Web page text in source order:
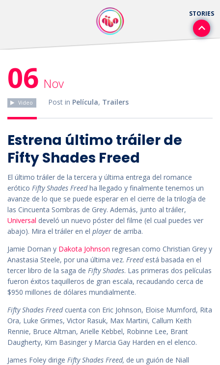
06 Nov
Video Post in Película, Trailers
Estrena último tráiler de
Fifty Shades Freed
El último tráiler de la tercera y última entrega del romance
erótico Fifty Shades Freedha llegado y finalmente tenemos un
avanze de lo que se puede esperar en el cierre de la trilogía de
las Cincuenta Sombras de Grey. Además, junto al tráiler,
Universal develó un nuevo póster del filme (el cual puedes ver
abajo). Mira el tráiler en el player de arriba.
Jamie Dornan y Dakota Johnson regresan como Christian Grey y
Anastasia Steele, por una última vez. Freedestá basada en el
tercer libro de la saga de Fifty Shades. Las primeras dos películas
fueron éxitos taquilleros de gran escala, recaudando cerca de
$950 millones de dólares mundialmente.
Fifty Shades Freedcuenta con Eric Johnson, Eloise Mumford, Rita
Ora, Luke Grimes, Victor Rasuk, Max Martini, Callum Keith
Rennie, Bruce Altman, Arielle Kebbel, Robinne Lee, Brant
Daugherty, Kim Basinger y Marcia Gay Harden en el elenco.
James Foley dirige Fifty Shades Freed, de un guión de Niall